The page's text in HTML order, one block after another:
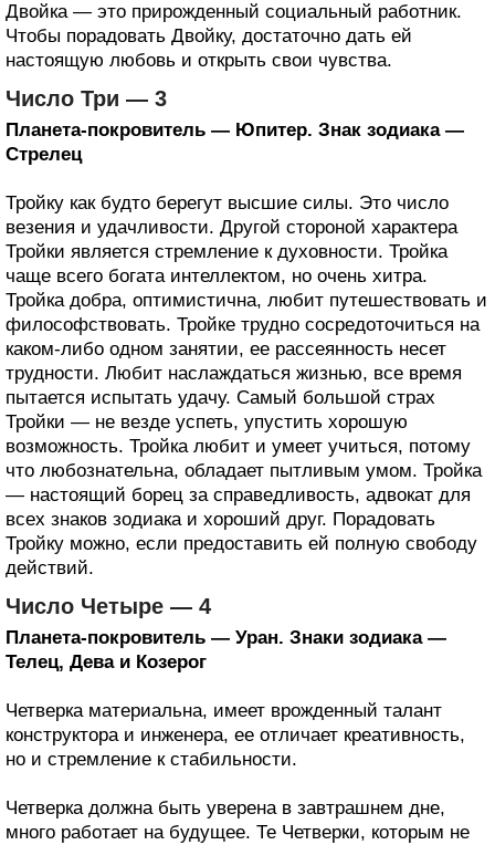
Двойка — это прирожденный социальный работник.
Чтобы порадовать Двойку, достаточно дать ей
настоящую любовь и открыть свои чувства.
Число Три — 3
Планета-покровитель — Юпитер. Знак зодиака —
Стрелец
Тройку как будто берегут высшие силы. Это число
везения и удачливости. Другой стороной характера
Тройки является стремление к духовности. Тройка
чаще всего богата интеллектом, но очень хитра.
Тройка добра, оптимистична, любит путешествовать и
философствовать. Тройке трудно сосредоточиться на
каком-либо одном занятии, ее рассеянность несет
трудности. Любит наслаждаться жизнью, все время
пытается испытать удачу. Самый большой страх
Тройки — не везде успеть, упустить хорошую
возможность. Тройка любит и умеет учиться, потому
что любознательна, обладает пытливым умом. Тройка
— настоящий борец за справедливость, адвокат для
всех знаков зодиака и хороший друг. Порадовать
Тройку можно, если предоставить ей полную свободу
действий.
Число Четыре — 4
Планета-покровитель — Уран. Знаки зодиака —
Телец, Дева и Козерог
Четверка материальна, имеет врожденный талант
конструктора и инженера, ее отличает креативность,
но и стремление к стабильности.
Четверка должна быть уверена в завтрашнем дне,
много работает на будущее. Те Четверки, которым не